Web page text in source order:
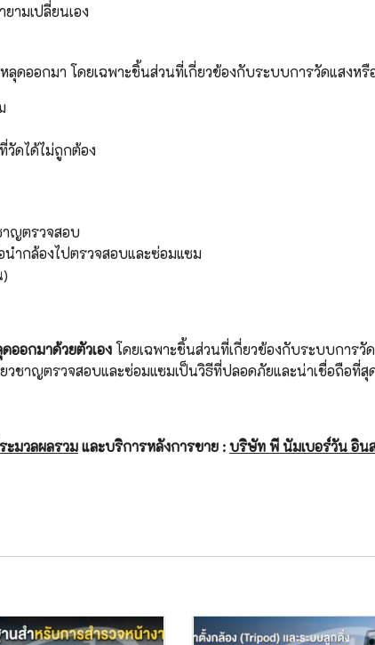
ามเปลี่ยนเอง
หลุดออกมา โดยเฉพาะชิ้นส่วนที่เกี่ยวข้องกับระบบการวัดแสงหรื
วัดได้ไม่ถูกต้อง
าญตรวจสอบ
นำกล้องไปตรวจสอบและซ่อมแซม
ออกมาด้วยตัวเองโดยเฉพาะชิ้นส่วนที่เกี่ยวข้องกับระบบการวั
วชาญตรวจสอบและซ่อมแซมเป็นวิธีที่ปลอดภัยและน่าเชื่อถือที่
ะมวลผลรวมและบริการหลังการขาย :บริษัท พี นัมเบอร์วัน อิน